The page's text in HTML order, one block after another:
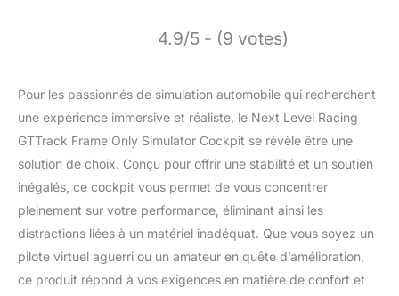
4.9/5 - (9 votes)
Pour les passionnés de simulation automobile qui recherchent
une expérience immersive et réaliste, le Next Level Racing
GTTrack Frame Only Simulator Cockpit se révèle être une
solution de choix. Conçu pour offrir une stabilité et un soutien
inégalés, ce cockpit vous permet de vous concentrer
pleinement sur votre performance, éliminant ainsi les
distractions liées à un matériel inadéquat. Que vous soyez un
pilote virtuel aguerri ou un amateur en quête d’amélioration,
ce produit répond à vos exigences en matière de confort et